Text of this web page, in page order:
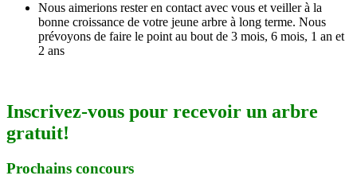
Nous aimerions rester en contact avec vous et veiller à la
bonne croissance de votre jeune arbre à long terme. Nous
prévoyons de faire le point au bout de 3 mois, 6 mois, 1 an et
2 ans
Inscrivez-vous pour recevoir un arbre
gratuit!
Prochains concours